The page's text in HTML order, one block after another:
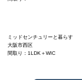
ミッドセンチュリーと暮らす
大阪市西区
間取り：1LDK＋WIC